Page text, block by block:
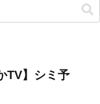
TV】シミ予